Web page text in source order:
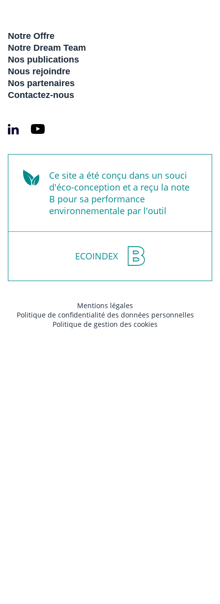
Notre Offre
Notre Dream Team
Nos publications
Nous rejoindre
Nos partenaires
Contactez-nous
Ce site a été conçu dans un souci
d'éco-conception et a reçu la note
B pour sa performance
environnementale par l'outil
ECOINDEX
Mentions légales
Politique de confidentialité des données personnelles
Politique de gestion des cookies